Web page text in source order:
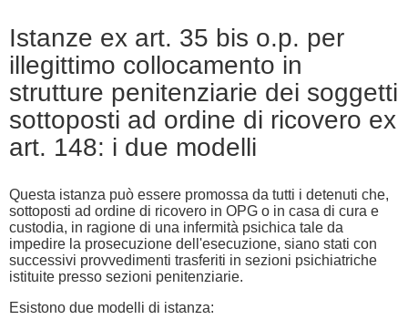
Istanze ex art. 35 bis o.p. per
illegittimo collocamento in
strutture penitenziarie dei soggetti
sottoposti ad ordine di ricovero ex
art. 148: i due modelli
Questa istanza può essere promossa da tutti i detenuti che,
sottoposti ad ordine di ricovero in OPG o in casa di cura e
custodia, in ragione di una infermità psichica tale da
impedire la prosecuzione dell'esecuzione, siano stati con
successivi provvedimenti trasferiti in sezioni psichiatriche
istituite presso sezioni penitenziarie.
Esistono due modelli di istanza: